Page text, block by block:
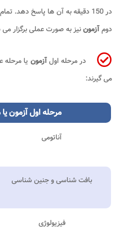
دومآزموننیز به صورت عملی برگزار
در مرحله اولآزمون یا مرحله
می گیرند:
مرحله اولآزمون
آناتومی
بافت شناسی و جنین شناسی
فیزیولوژی